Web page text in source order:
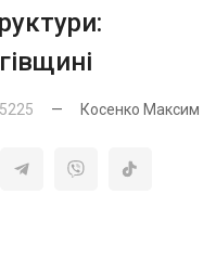
5225 — Косенко Максим